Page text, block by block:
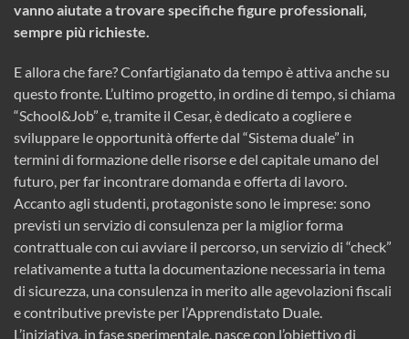
vanno aiutate a trovare specifiche figure professionali,
sempre più richieste.
E allora che fare? Confartigianato da tempo è attiva anche su
questo fronte. L’ultimo progetto, in ordine di tempo, si chiama
“School&Job” e, tramite il Cesar, è dedicato a cogliere e
sviluppare le opportunità offerte dal “Sistema duale” in
termini di formazione delle risorse e del capitale umano del
futuro, per far incontrare domanda e offerta di lavoro.
Accanto agli studenti, protagoniste sono le imprese: sono
previsti un servizio di consulenza per la miglior forma
contrattuale con cui avviare il percorso, un servizio di “check”
relativamente a tutta la documentazione necessaria in tema
di sicurezza, una consulenza in merito alle agevolazioni fiscali
e contributive previste per l’Apprendistato Duale.
L’iniziativa, in fase sperimentale, nasce con l’obiettivo di